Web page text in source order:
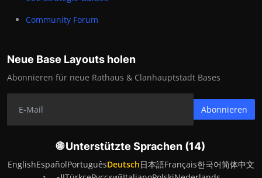
Community Forum
Neue Base Layouts holen
Abonnieren für neue Rathaus & Clanhauptstadt Bases
Abonnieren
🌐 Unterstützte Sprachen (14)
EnglishEspañolPortuguêsDeutsch日本語Français한국어简体中文